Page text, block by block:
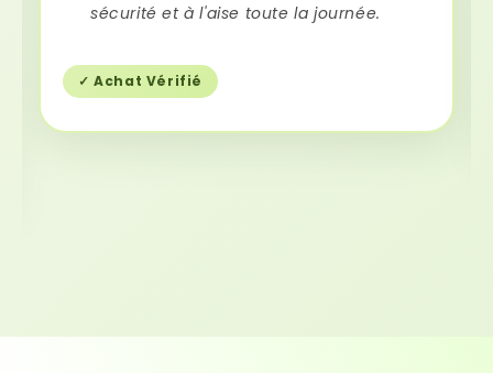
sécurité et à l'aise toute la journée.
✓ Achat Vérifié